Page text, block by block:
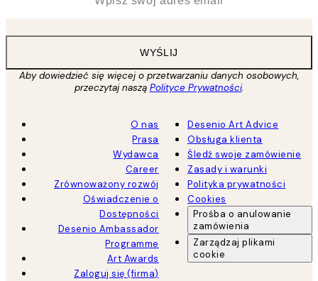
WYŚLIJ
Aby dowiedzieć się więcej o przetwarzaniu danych osobowych,
przeczytaj naszą Polityce Prywatności.
O nas
Prasa
Wydawca
Career
Zrównoważony rozwój
Oświadczenie o
Dostępności
Desenio Ambassador
Programme
Art Awards
Zaloguj się (firma)
Desenio Art Advice
Obsługa klienta
Śledź swoje zamówienie
Zasady i warunki
Polityka prywatności
Cookies
Prośba o anulowanie
zamówienia
Zarządzaj plikami
cookie